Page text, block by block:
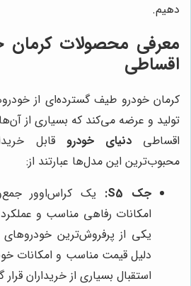
دهیم.
معرفی محصولات کرمان
اقساطی
کرمان خودرو طیف گسترده‌ای از
تولید و عرضه می‌کند که بسیاری از
اقساطیدنیای خودرو قابل
محبوب‌ترین این مدل‌ها عبارتند از:
جک S5:
یک کراس‌اوور
یکی از پرفروش‌ترین
دلیل قیمت مناسب و امکانات
استقبال بسیاری از خریداران